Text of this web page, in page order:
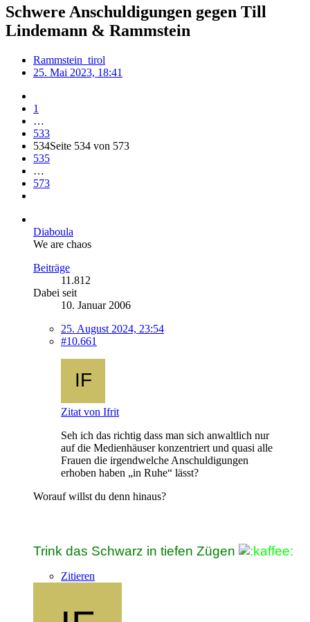
Schwere Anschuldigungen gegen Till
Lindemann & Rammstein
Rammstein_tirol
25. Mai 2023, 18:41
1
…
533
534Seite 534 von 573
535
…
573
Diaboula
We are chaos
Beiträge
11.812
Dabei seit
10. Januar 2006
25. August 2024, 23:54
#10.661
Zitat von Ifrit
Seh ich das richtig dass man sich anwaltlich nur
auf die Medienhäuser konzentriert und quasi alle
Frauen die irgendwelche Anschuldigungen
erhoben haben „in Ruhe“ lässt?
Worauf willst du denn hinaus?
Trink das Schwarz in tiefen Zügen
Zitieren